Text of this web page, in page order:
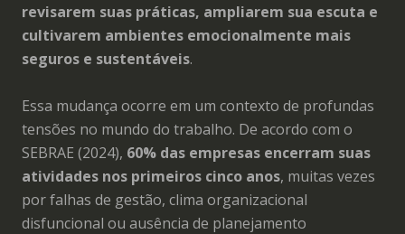
revisarem suas práticas, ampliarem sua escuta e
cultivarem ambientes emocionalmente mais
seguros e sustentáveis.
Essa mudança ocorre em um contexto de profundas
tensões no mundo do trabalho. De acordo com o
SEBRAE (2024), 60% das empresas encerram suas
atividades nos primeiros cinco anos, muitas vezes
por falhas de gestão, clima organizacional
disfuncional ou ausência de planejamento